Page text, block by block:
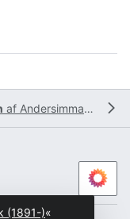
af Andersimmanuel
(1891-)«